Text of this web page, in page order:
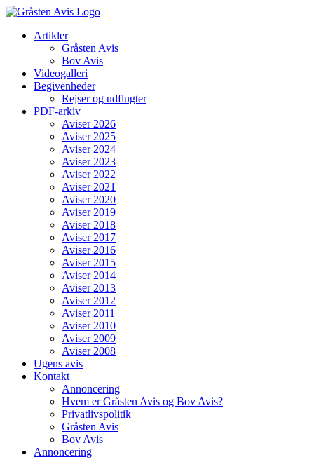
Skip
contentArtikler
Gråsten Avis
Bov Avis
Videogalleri
Begivenheder
Rejser og udflugter
PDF-arkiv
Aviser 2026
Aviser 2025
Aviser 2024
Aviser 2023
Aviser 2022
Aviser 2021
Aviser 2020
Aviser 2019
Aviser 2018
Aviser 2017
Aviser 2016
Aviser 2015
Aviser 2014
Aviser 2013
Aviser 2012
Aviser 2011
Aviser 2010
Aviser 2009
Aviser 2008
Ugens avis
Kontakt
Annoncering
Hvem er Gråsten Avis og Bov Avis?
Privatlivspolitik
Gråsten Avis
Bov Avis
Annoncering